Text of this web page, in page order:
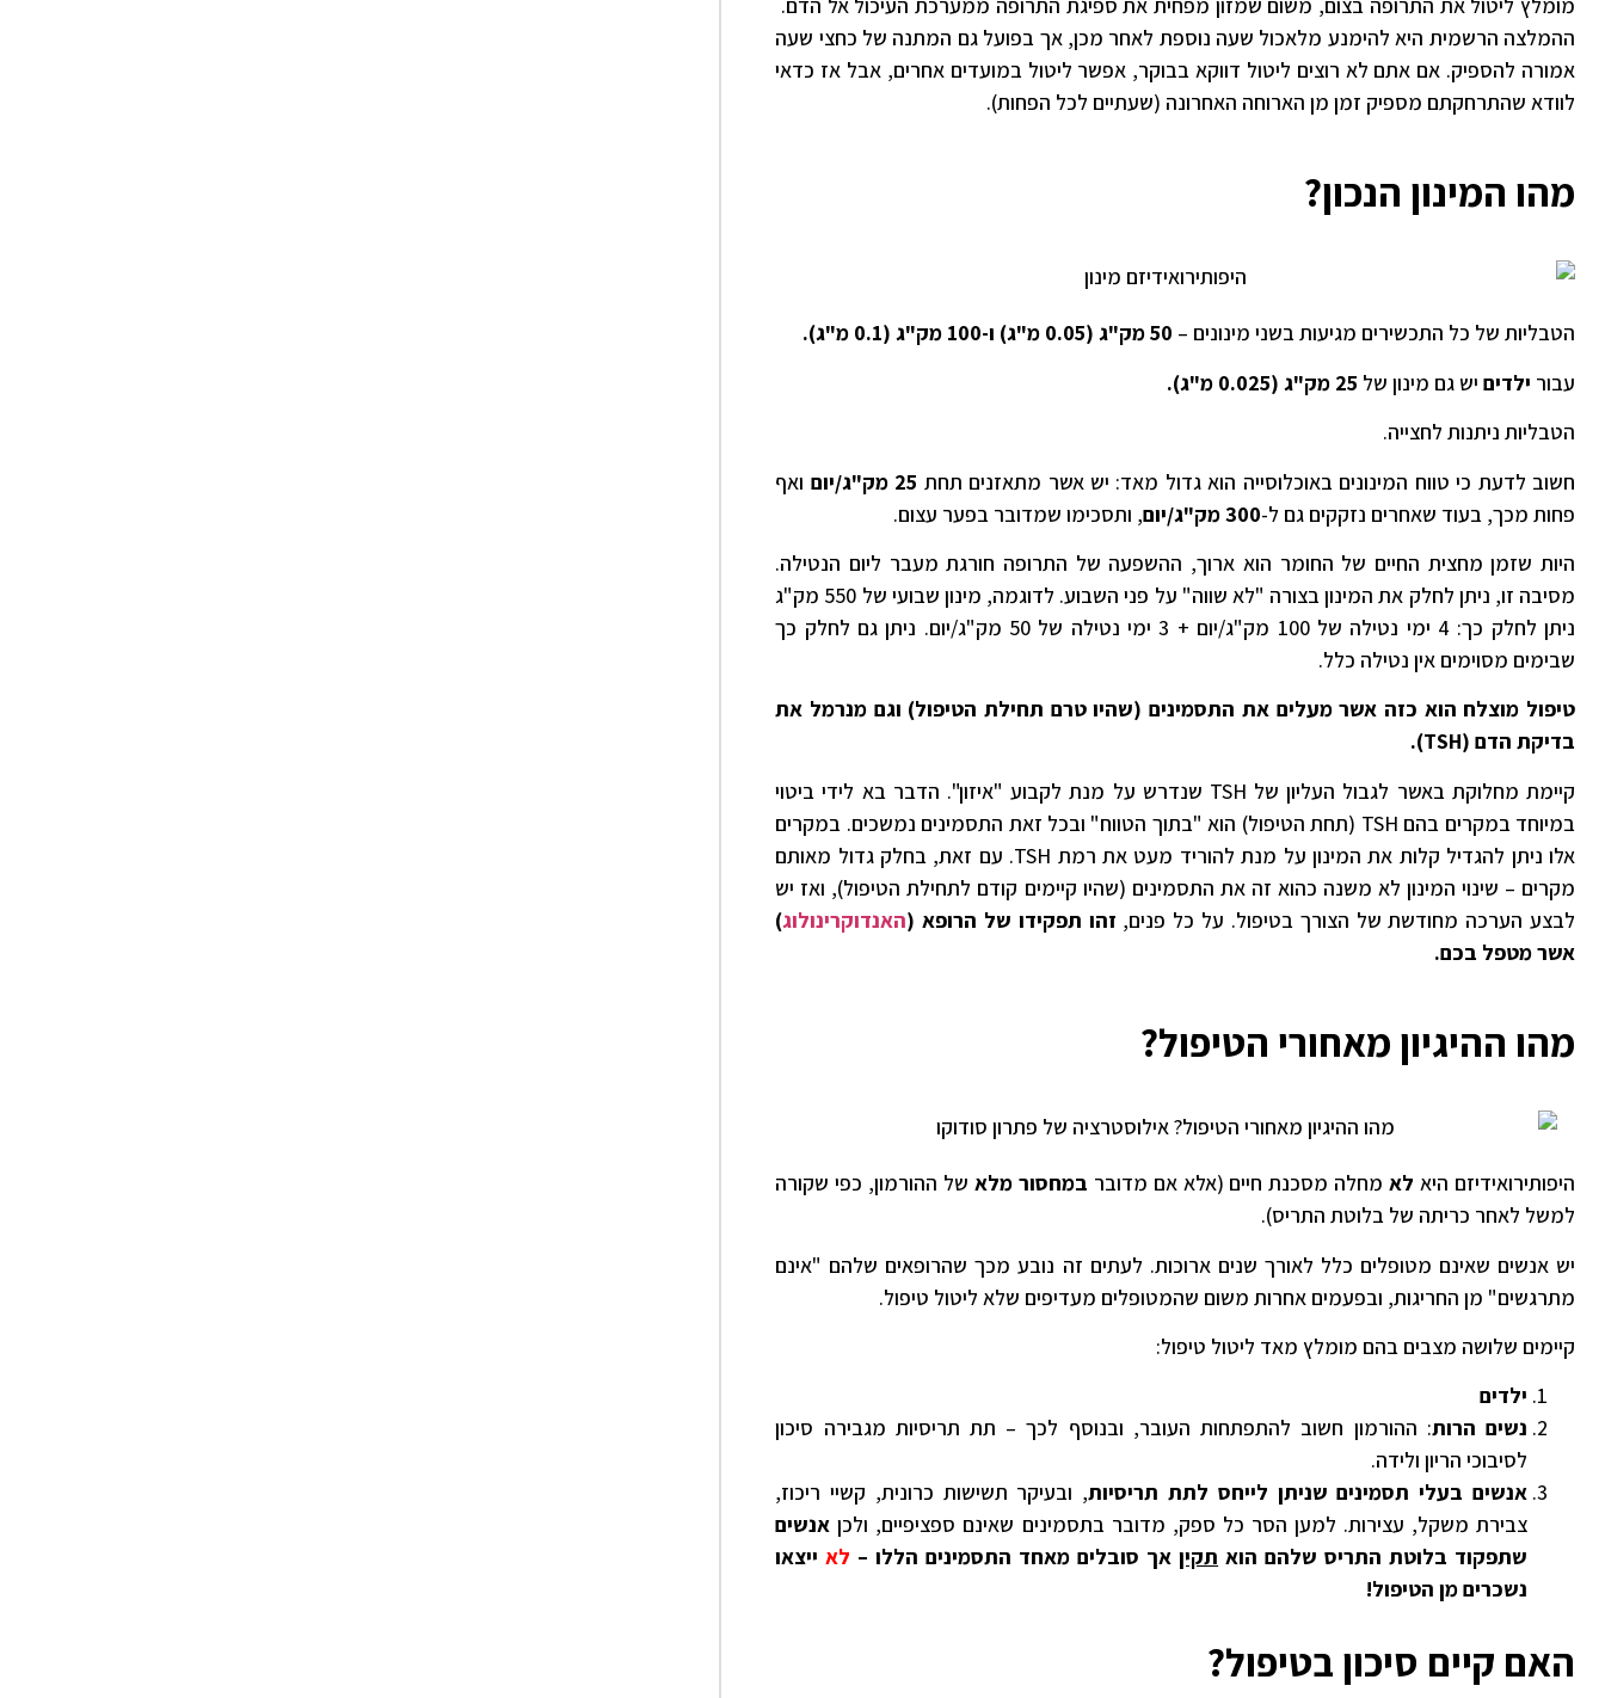
ההמלצה הרשמית היא להימנע מלאכול שעה נוספת לאחר מכן, אך בפועל גם המתנה של כחצי שעה
אמורה להספיק. אם אתם לא רוצים ליטול דווקא בבוקר, אפשר ליטול במועדים אחרים, אבל אז כדאי
לוודא שהתרחקתם מספיק זמן מן הארוחה האחרונה (שעתיים לכל הפחות).
מהו המינון הנכון?
הטבליות של כל התכשירים מגיעות בשני מינונים – 50 מק"ג (0.05 מ"ג) ו-100 מק"ג (0.1 מ"ג).
עבור ילדים יש גם מינון של 25 מק"ג (0.025 מ"ג).
הטבליות ניתנות לחצייה.
חשוב לדעת כי טווח המינונים באוכלוסייה הוא גדול מאד: יש אשר מתאזנים תחת 25 מק"ג/יום
ואף
פחות מכך, בעוד שאחרים נזקקים גם ל-300 מק"ג/יום
, ותסכימו שמדובר בפער עצום.
היות שזמן מחצית החיים של החומר הוא ארוך, ההשפעה של התרופה חורגת מעבר ליום הנטילה.
מסיבה זו, ניתן לחלק את המינון בצורה "לא שווה" על פני השבוע. לדוגמה, מינון שבועי של 550 מק"ג
ניתן לחלק כך: 4 ימי נטילה של 100 מק"ג/יום + 3 ימי נטילה של 50 מק"ג/יום. ניתן גם לחלק כך
שבימים מסוימים אין נטילה כלל.
טיפול מוצלח הוא כזה אשר מעלים את התסמינים (שהיו טרם תחילת הטיפול) וגם מנרמל את
בדיקת הדם (TSH).
קיימת מחלוקת באשר לגבול העליון של TSH שנדרש על מנת לקבוע "איזון". הדבר בא לידי ביטוי
במיוחד במקרים בהם TSH (תחת הטיפול) הוא "בתוך הטווח" ובכל זאת התסמינים נמשכים. במקרים
אלו ניתן להגדיל קלות את המינון על מנת להוריד מעט את רמת TSH. עם זאת, בחלק גדול מאותם
מקרים – שינוי המינון לא משנה כהוא זה את התסמינים (שהיו קיימים קודם לתחילת הטיפול), ואז יש
לבצע הערכה מחודשת של הצורך בטיפול. על כל פנים, זהו תפקידו של הרופא (האנדוקרינולוג)
אשר מטפל בכם.
מהו ההיגיון מאחורי הטיפול?
היפותירואידיזם היא לאמחלה מסכנת חיים (אלא אם מדובר במחסור מלא של ההורמון, כפי שקורה
למשל לאחר כריתה של בלוטת התריס).
יש אנשים שאינם מטופלים כלל לאורך שנים ארוכות. לעתים זה נובע מכך שהרופאים שלהם "אינם
מתרגשים" מן החריגות, ובפעמים אחרות משום שהמטופלים מעדיפים שלא ליטול טיפול.
קיימים שלושה מצבים בהם מומלץ מאד ליטול טיפול:
ילדים
נשים הרות: ההורמון חשוב להתפתחות העובר, ובנוסף לכך – תת תריסיות מגבירה סיכון
לסיבוכי הריון ולידה.
אנשים בעלי תסמינים שניתן לייחס לתת תריסיות, ובעיקר תשישות כרונית, קשיי ריכוז,
צבירת משקל, עצירות. למען הסר כל ספק, מדובר בתסמינים שאינם ספציפיים, ולכן אנשים
שתפקוד בלוטת התריס שלהם הוא תקיןאך סובלים מאחד התסמינים הללו – לאייצאו
נשכרים מן הטיפול!
האם קיים סיכון בטיפול?